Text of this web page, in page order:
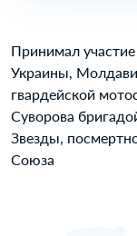
Принимал
Украины,
гвардейской
Суворова
Звезды,
Союза